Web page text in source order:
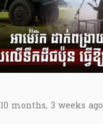
10 months, 3 weeks ago